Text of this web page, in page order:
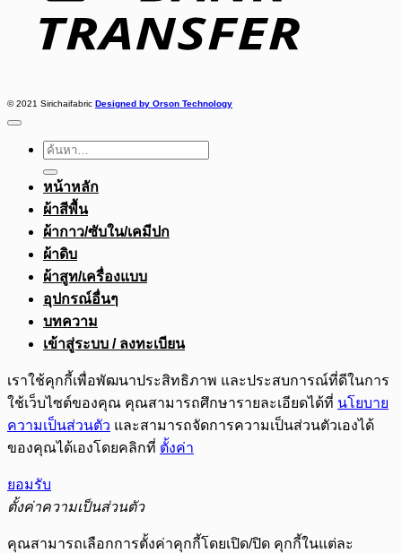
© 2021 Sirichaifabric Designed by Orson Technology
ค้นหา:
หน้าหลัก
ผ้าสีพื้น
ผ้ากาว/ซับใน/เคมีปก
ผ้าดิบ
ผ้าสูท/เครื่องแบบ
อุปกรณ์อื่นๆ
บทความ
เข้าสู่ระบบ / ลงทะเบียน
เราใช้คุกกี้เพื่อพัฒนาประสิทธิภาพ และประสบการณ์ที่ดีในการ
ใช้เว็บไซต์ของคุณ คุณสามารถศึกษารายละเอียดได้ที่ นโยบาย
ความเป็นส่วนตัว และสามารถจัดการความเป็นส่วนตัวเองได้
ของคุณได้เองโดยคลิกที่ ตั้งค่า
ยอมรับ
ตั้งค่าความเป็นส่วนตัว
คุณสามารถเลือกการตั้งค่าคุกกี้โดยเปิด/ปิด คุกกี้ในแต่ละ